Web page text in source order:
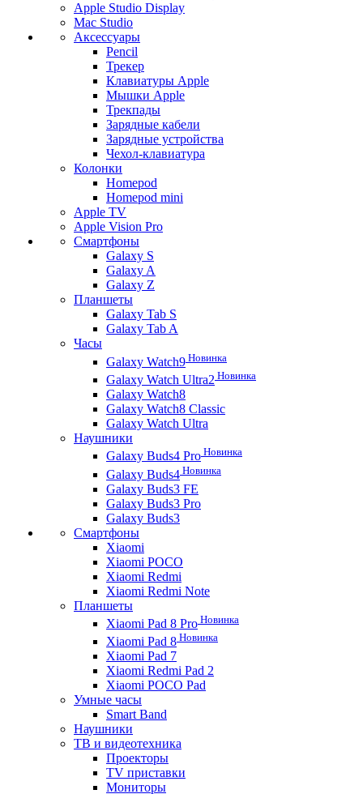
Apple Studio Display
Mac Studio
Аксессуары
Pencil
Трекер
Клавиатуры Apple
Мышки Apple
Трекпады
Зарядные кабели
Зарядные устройства
Чехол-клавиатура
Колонки
Homepod
Homepod mini
Apple TV
Apple Vision Pro
Смартфоны
Galaxy S
Galaxy A
Galaxy Z
Планшеты
Galaxy Tab S
Galaxy Tab A
Часы
Galaxy Watch9 Новинка
Galaxy Watch Ultra2 Новинка
Galaxy Watch8
Galaxy Watch8 Classic
Galaxy Watch Ultra
Наушники
Galaxy Buds4 Pro Новинка
Galaxy Buds4 Новинка
Galaxy Buds3 FE
Galaxy Buds3 Pro
Galaxy Buds3
Смартфоны
Xiaomi
Xiaomi POCO
Xiaomi Redmi
Xiaomi Redmi Note
Планшеты
Xiaomi Pad 8 Pro Новинка
Xiaomi Pad 8 Новинка
Xiaomi Pad 7
Xiaomi Redmi Pad 2
Xiaomi POCO Pad
Умные часы
Smart Band
Наушники
ТВ и видеотехника
Проекторы
TV приставки
Мониторы